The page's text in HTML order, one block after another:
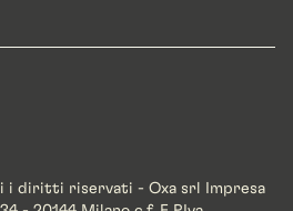
i diritti riservati - Oxa srl Impresa